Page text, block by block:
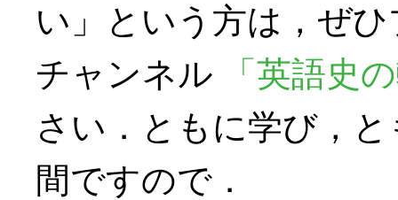
い」という方は，ぜ
チャンネル
「英語史
さい．ともに学び，
間ですので．